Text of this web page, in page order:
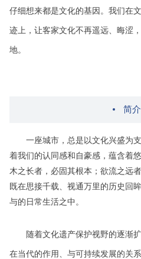
仔细想来都是文化的基因。我们在
迹上，让客家文化不再遥远、晦涩
地。
简介
一座城市，总是以文化兴盛为
着我们的认同感和自豪感，蕴含着
木之长者，必固其根本；欲流之远
既在思接千载、视通万里的历史回
与的日常生活之中。
随着文化遗产保护视野的逐渐扩
在当代的作用、与可持续发展的关